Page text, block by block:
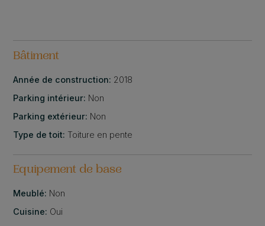
Bâtiment
Année de construction: 2018
Parking intérieur: Non
Parking extérieur: Non
Type de toit: Toiture en pente
Equipement de base
Meublé: Non
Cuisine: Oui